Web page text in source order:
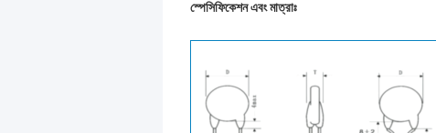
স্পেসিফিকেশন এবং মাত্রাঃ